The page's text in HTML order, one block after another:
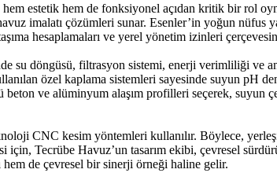
hem estetik hem de fonksiyonel açıdan kritik bir rol
imalatı çözümleri sunar. Esenler’in yoğun nüfus
hesaplamaları ve yerel yönetim izinleri
su döngüsü, filtrasyon sistemi, enerji verimliliği ve
özel kaplama sistemleri sayesinde suyun pH
ve alüminyum alaşım profilleri seçerek, suyun
CNC kesim yöntemleri kullanılır. Böylece,
Tecrübe Havuz’un tasarım ekibi, çevresel
de çevresel bir sinerji örneği haline gelir.